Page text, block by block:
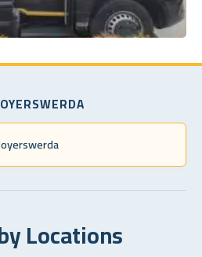
Locations